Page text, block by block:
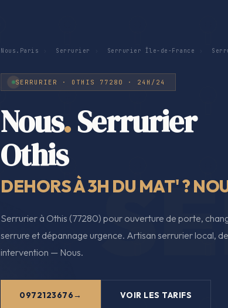
Nous.Paris Serrurier Serrurier Île-de-France
SERRURIER · OTHIS 77280 · 24H/24
Nous.Serrurier
Othis
DEHORS À 3H DU MAT' ?
Serrurier à Othis (77280) pour ouverture de porte,
serrure et dépannage urgence. Artisan serrurier local,
intervention — Nous.
0972123676 VOIR LES TARIFS